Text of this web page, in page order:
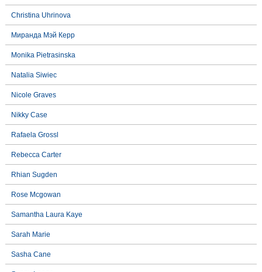
Christina Uhrinova
Миранда Мэй Керр
Monika Pietrasinska
Natalia Siwiec
Nicole Graves
Nikky Case
Rafaela Grossl
Rebecca Carter
Rhian Sugden
Rose Mcgowan
Samantha Laura Kaye
Sarah Marie
Sasha Cane